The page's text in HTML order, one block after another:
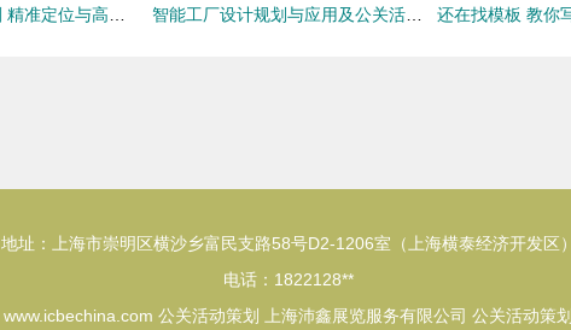
地址：上海市崇明区横沙乡富民支路58号D2-1206室（上海横泰经济开发区）
电话：1822128**
www.icbechina.com 公关活动策划 上海沛鑫展览服务有限公司 公关活动策划